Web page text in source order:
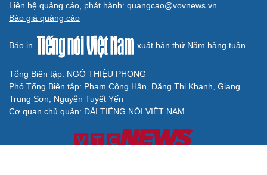
Liên hệ quảng cáo, phát hành: quangcao@vovnews.vn
Báo giá quảng cáo
Báo in xuất bản thứ Năm hàng tuần
Tổng Biên tập: NGÔ THIỆU PHONG
Phó Tổng Biên tập: Phạm Công Hân, Đặng Thị Khanh, Giang
Trung Sơn, Nguyễn Tuyết Yến
Cơ quan chủ quản: ĐÀI TIẾNG NÓI VIỆT NAM